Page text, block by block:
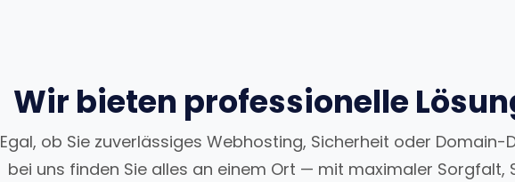
Wir bieten professionelle
Egal, ob Sie zuverlässiges Webhosting, Sicherheit oder Domain-
bei uns finden Sie alles an einem Ort — mit maximaler Sorgfalt,